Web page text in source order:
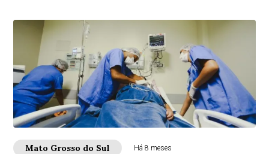
Mato Grosso do Sul Há 8 meses